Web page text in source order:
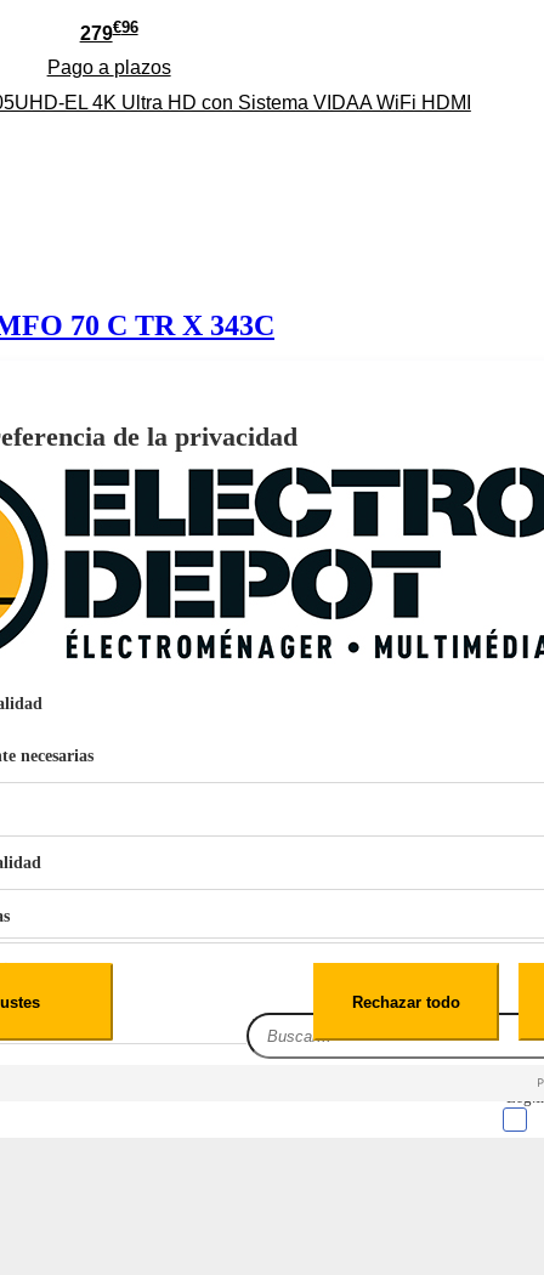
1,1L Limpia Sofás Alfombras Coche SP3
279€96
Pago a plazos
EL 4K Ultra HD con Sistema VIDAA WiFi HDMI
159€ 96
Pago aplazos
EcoTank EPSON ET-2861
70 C TR X 343C
ONE IH 3 TB 007C
de la privacidad
necesarias
Rechazar todo